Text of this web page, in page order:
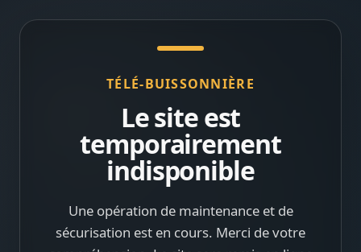
TÉLÉ-BUISSONNIÈRE
Le site est
temporairement
indisponible
Une opération de maintenance et de
sécurisation est en cours. Merci de votre